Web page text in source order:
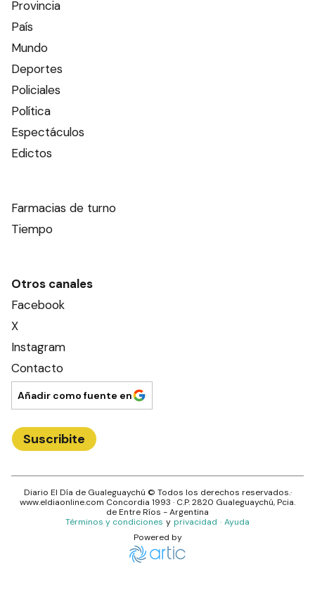
Provincia
País
Mundo
Deportes
Policiales
Política
Espectáculos
Edictos
Farmacias de turno
Tiempo
Otros canales
Facebook
X
Instagram
Contacto
Añadir como fuente en
Suscribite
Diario El Día de Gualeguaychú © Todos los derechos reservados.·
www.eldiaonline.com Concordia 1993 · C.P.2820 Gualeguaychú, Pcia.
deEntre Ríos - Argentina
Términos y condiciones y privacidad · Ayuda
Powered by